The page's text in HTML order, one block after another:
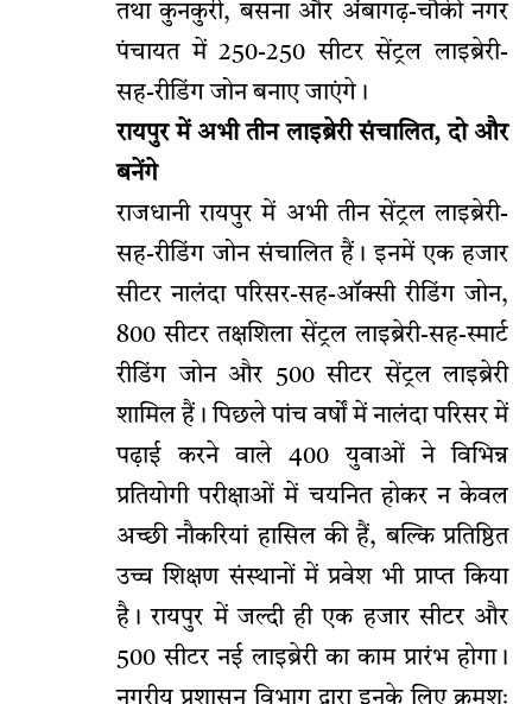
तथा कुनकुरी, बसना और अंबागढ़-चौकी नगर
पंचायत में 250-250 सीटर सेंट्रल लाइब्रेरी-
सह-रीडिंग जोन बनाए जाएंगे।
रायपुर में अभी तीन लाइब्रेरी संचालित, दो और
बनेंगे
राजधानी रायपुर में अभी तीन सेंट्रल लाइब्रेरी-
सह-रीडिंग जोन संचालित हैं। इनमें एक हजार
सीटर नालंदा परिसर-सह-ऑक्सी रीडिंग जोन,
800 सीटर तक्षशिला सेंट्रल लाइब्रेरी-सह-स्मार्ट
रीडिंग जोन और 500 सीटर सेंट्रल लाइब्रेरी
शामिल हैं। पिछले पांच वर्षों में नालंदा परिसर में
पढ़ाई करने वाले 400 युवाओं ने विभिन्न
प्रतियोगी परीक्षाओं में चयनित होकर न केवल
अच्छी नौकरियां हासिल की हैं, बल्कि प्रतिष्ठित
उच्च शिक्षण संस्थानों में प्रवेश भी प्राप्त किया
है। रायपुर में जल्दी ही एक हजार सीटर और
500 सीटर नई लाइब्रेरी का काम प्रारंभ होगा।